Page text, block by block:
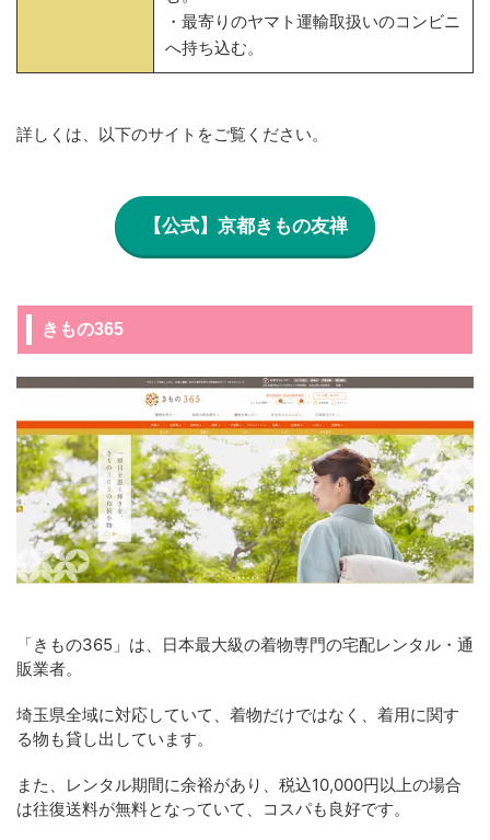
・最寄りのヤマト運輸取扱いのコンビニ
へ持ち込む。
詳しくは、以下のサイトをご覧ください。
【公式】京都きもの友禅
きもの365
「きもの365」は、日本最大級の着物専門の宅配レンタル・通
販業者。
埼玉県全域に対応していて、着物だけではなく、着用に関す
る物も貸し出しています。
また、レンタル期間に余裕があり、税込10,000円以上の場合
は往復送料が無料となっていて、コスパも良好です。